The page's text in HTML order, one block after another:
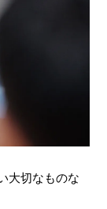
大切なものな